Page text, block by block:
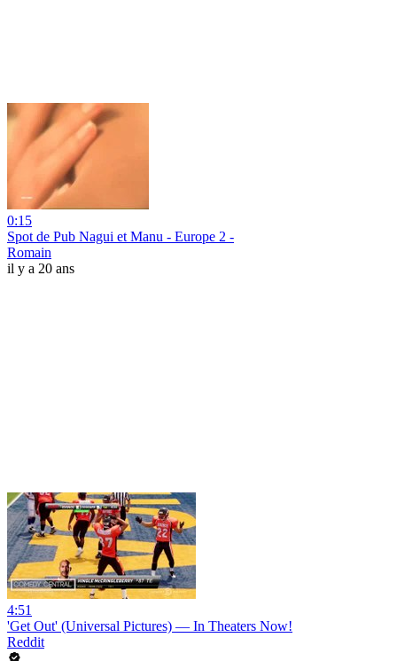
0:15
Spot de Pub Nagui et Manu - Europe 2 -
Romain
il y a 20 ans
4:51
'Get Out' (Universal Pictures) — In Theaters Now!
Reddit